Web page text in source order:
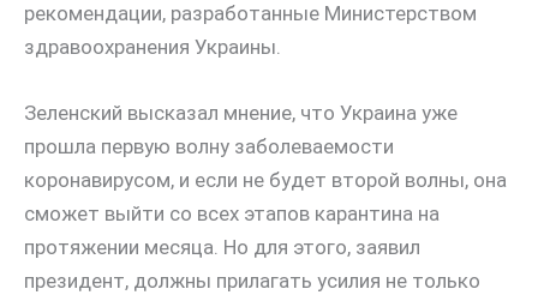
рекомендации, разработанные Министерством
здравоохранения Украины.
Зеленский высказал мнение, что Украина уже
прошла первую волну заболеваемости
коронавирусом, и если не будет второй волны, она
сможет выйти со всех этапов карантина на
протяжении месяца. Но для этого, заявил
президент, должны прилагать усилия не только